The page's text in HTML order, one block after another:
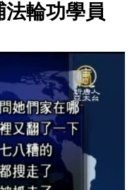
輪功學員